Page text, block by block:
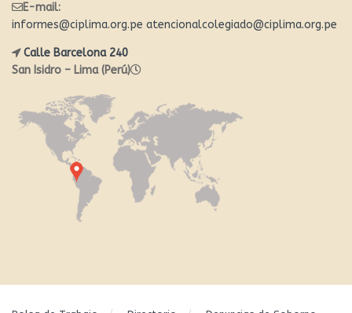
E-mail:
informes@ciplima.org.pe atencionalcolegiado@ciplima.org.pe
Calle Barcelona 240
San Isidro – Lima (Perú)